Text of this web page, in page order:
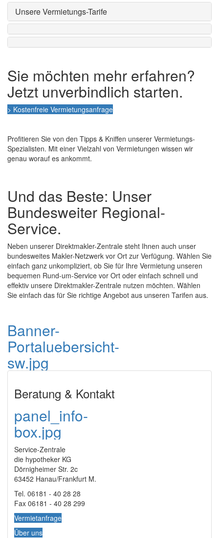
Unsere Vermietungs-Tarife
Sie möchten mehr erfahren?
Jetzt unverbindlich starten.
> Kostenfreie Vermietungsanfrage
Profitieren Sie von den Tipps & Kniffen unserer Vermietungs-
Spezialisten. Mit einer Vielzahl von Vermietungen wissen wir
genau worauf es ankommt.
Und das Beste: Unser
Bundesweiter Regional-
Service.
Neben unserer Direktmakler-Zentrale steht Ihnen auch unser
bundesweites Makler-Netzwerk vor Ort zur Verfügung. Wählen Sie
einfach ganz unkompliziert, ob Sie für Ihre Vermietung unseren
bequemen Rund-um-Service vor Ort oder einfach schnell und
effektiv unsere Direktmakler-Zentrale nutzen möchten. Wählen
Sie einfach das für Sie richtige Angebot aus unseren Tarifen aus.
Banner-
Portaluebersicht-
sw.jpg
Beratung & Kontakt
panel_info-
box.jpg
Service-Zentrale
die hypotheker KG
Dörnigheimer Str. 2c
63452 Hanau/Frankfurt M.
Tel. 06181 - 40 28 28
Fax 06181 - 40 28 299
Vermietanfrage
Über uns